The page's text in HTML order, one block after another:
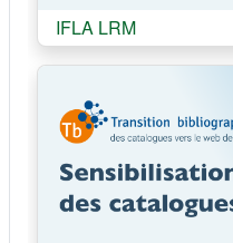
Cours:
IFLA LRM